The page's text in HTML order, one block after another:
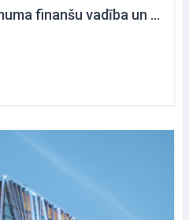
EkonM014-LV : Uzņēmuma finanšu vadība un saimnieciskās darbības uzskaite